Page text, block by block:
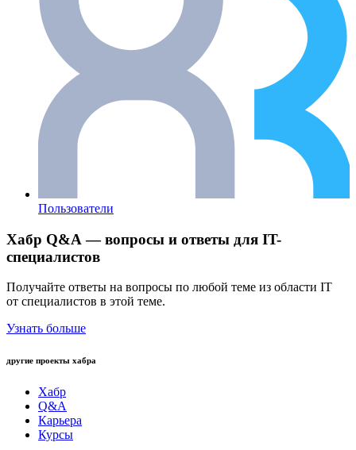
Пользователи
Хабр Q&A — вопросы и ответы для IT-
специалистов
Получайте ответы на вопросы по любой теме из области IT
от специалистов в этой теме.
Узнать больше
другие проекты хабра
Хабр
Q&A
Карьера
Курсы